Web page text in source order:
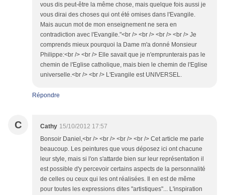
vous dis peut-être la même chose, mais quelque fois aussi je
vous dirai des choses qui ont été omises dans l'Evangile.
Mais aucun mot de mon enseignement ne sera en
contradiction avec l'Evangile."<br /> <br /> <br /> <br /> Je
comprends mieux pourquoi la Dame m'a donné Monsieur
Philippe:<br /> <br /> Elle savait que je n'emprunterais pas le
chemin de l'Eglise catholique, mais bien le chemin de l'Eglise
universelle.<br /> <br /> L'Evangile est UNIVERSEL.
Répondre
C Cathy 15/10/2012 17:57
Bonsoir Daniel,<br /> <br /> <br /> <br /> Cet article me parle
beaucoup. Les peintures que vous déposez ici ont chacune
leur style, mais si l'on s'attarde bien sur leur représentation il
est possible d'y percevoir certains aspects de la personnalité
de celles ou ceux qui les ont réalisées. Il en est de même
pour toutes les expressions dites "artistiques"... L'inspiration